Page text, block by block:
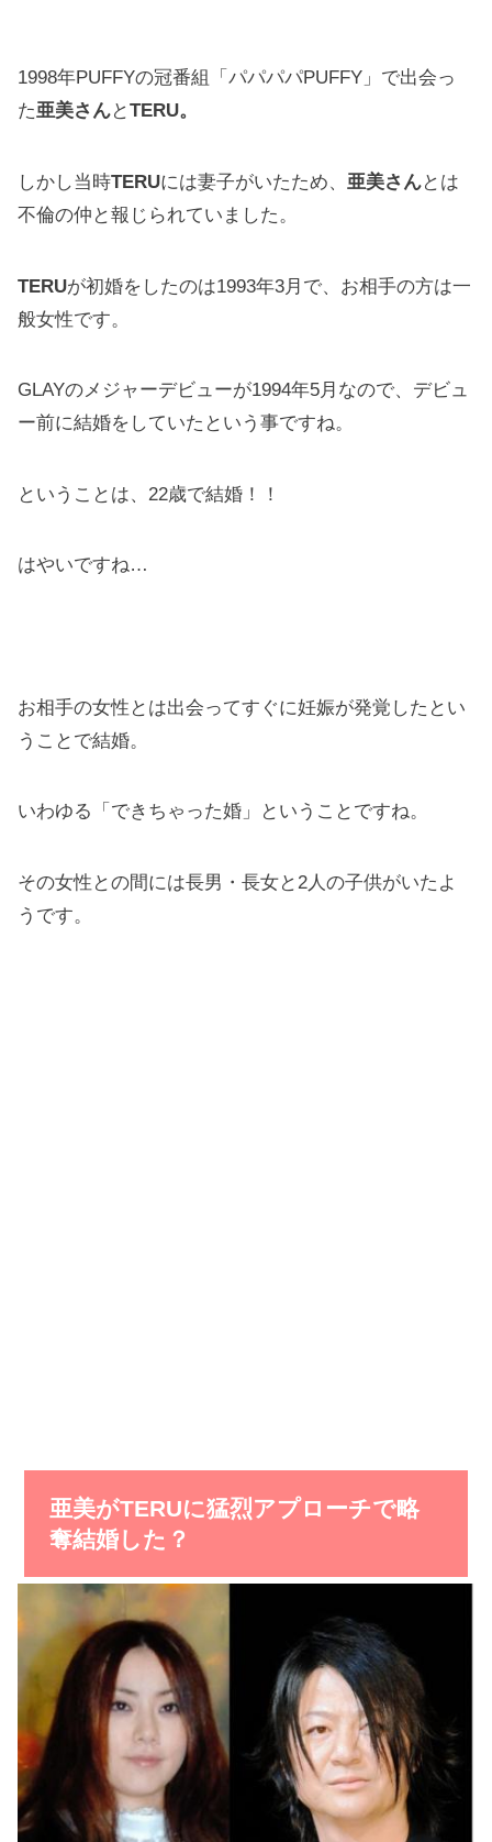
1998年PUFFYの冠番組「パパパパPUFFY」で出会っ
た亜美さんとTERU。
しかし当時TERUには妻子がいたため、 亜美さんとは
不倫の仲と報じられていました。
TERUが初婚をしたのは1993年3月で、お相手の方は一
般女性です。
GLAYのメジャーデビューが1994年5月なので、デビュ
ー前に結婚をしていたという事ですね。
ということは、22歳で結婚！！
はやいですね…
お相手の女性とは出会ってすぐに妊娠が発覚したとい
うことで結婚。
いわゆる「できちゃった婚」ということですね。
その女性との間には長男・長女と2人の子供がいたよ
うです。
亜美がTERUに猛烈アプローチで略
奪結婚した？